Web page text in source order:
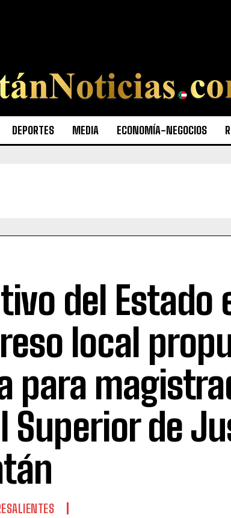
DEPORTES MEDIA ECONOMÍA-NEGOCIOS
del Estado
local
para
Superior de